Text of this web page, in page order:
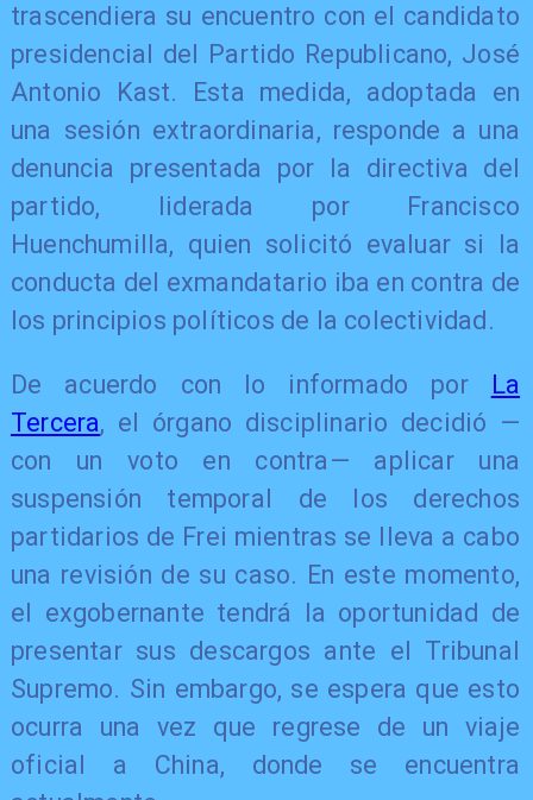
trascendiera su encuentro con el candidato
presidencial del Partido Republicano, José
Antonio Kast. Esta medida, adoptada en
una sesión extraordinaria, responde a una
denuncia presentada por la directiva del
partido, liderada por Francisco
Huenchumilla, quien solicitó evaluar si la
conducta del exmandatario iba en contra de
los principios políticos de la colectividad.
De acuerdo con lo informado por La
Tercera, el órgano disciplinario decidió —
con un voto en contra— aplicar una
suspensión temporal de los derechos
partidarios de Frei mientras se lleva a cabo
una revisión de su caso. En este momento,
el exgobernante tendrá la oportunidad de
presentar sus descargos ante el Tribunal
Supremo. Sin embargo, se espera que esto
ocurra una vez que regrese de un viaje
oficial a China, donde se encuentra